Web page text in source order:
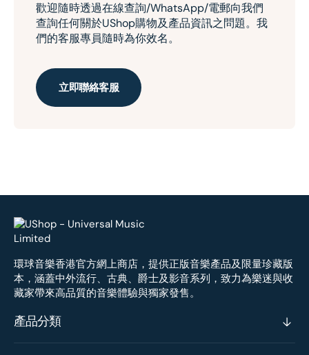
歡迎隨時透過在線查詢/WhatsApp/電郵向我們
查詢任何關於UShop購物及產品資訊之問題。我
們的客服專員隨時為你效名。
立即聯絡客服
環球音樂香港官方網上商店，提供正版音樂產品及限量珍藏版
本，涵蓋中外流行、古典、爵士及影音系列，致力為樂迷與收
藏家帶來高品質的音樂體驗與獨家發售。
產品分類